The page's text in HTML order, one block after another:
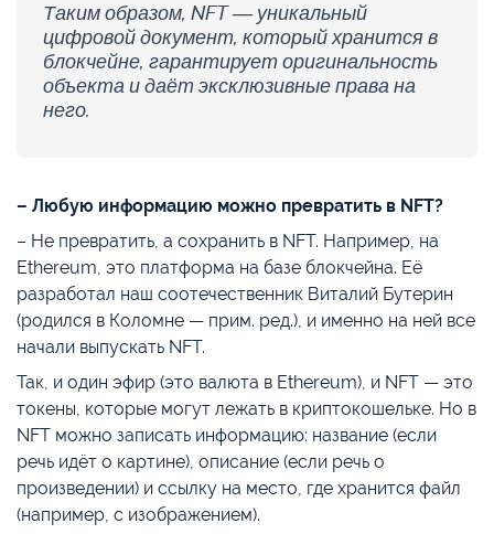
Таким образом, NFT — уникальный
цифровой документ, который хранится в
блокчейне, гарантирует оригинальность
объекта и даёт эксклюзивные права на
него.
– Любую информацию можно превратить в NFT?
– Не превратить, а сохранить в NFT. Например, на
Ethereum, это платформа на базе блокчейна. Её
разработал наш соотечественник Виталий Бутерин
(родился в Коломне — прим. ред.), и именно на ней все
начали выпускать NFT.
Так, и один эфир (это валюта в Ethereum), и NFT — это
токены, которые могут лежать в криптокошельке. Но в
NFT можно записать информацию: название (если
речь идёт о картине), описание (если речь о
произведении) и ссылку на место, где хранится файл
(например, с изображением).